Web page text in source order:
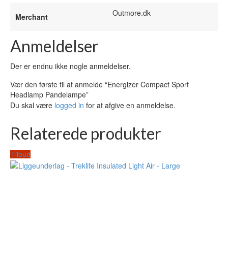
Merchant Outmore.dk
Anmeldelser
Der er endnu ikke nogle anmeldelser.
Vær den første til at anmelde “Energizer Compact Sport
Headlamp Pandelampe”
Du skal være logged in for at afgive en anmeldelse.
Relaterede produkter
Tilbud